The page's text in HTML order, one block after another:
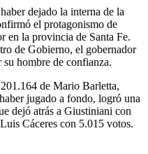
dejado la interna de la
el protagonismo de
en la provincia de Santa Fe.
de Gobierno, el gobernador
hombre de confianza.
de Mario Barletta,
jugado a fondo, logró una
dejó atrás a Giustiniani con
Cáceres con 5.015 votos.